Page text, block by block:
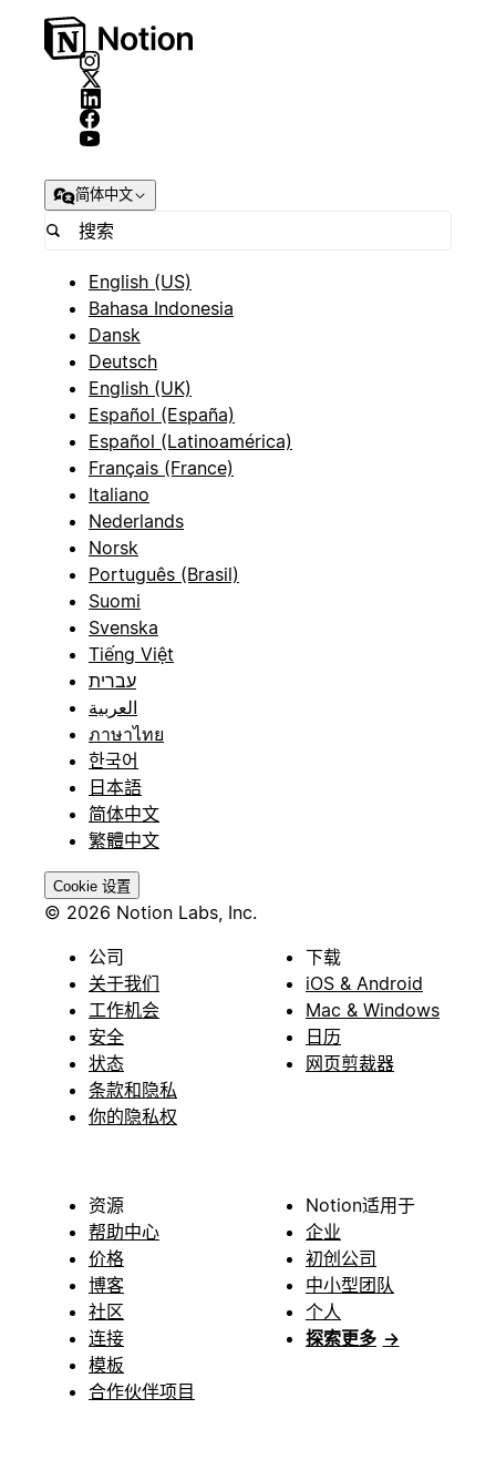
简体中文
English (US)
Bahasa Indonesia
Dansk
Deutsch
English (UK)
Español (España)
Español (Latinoamérica)
Français (France)
Italiano
Nederlands
Norsk
Português (Brasil)
Suomi
Svenska
Tiếng Việt
עברית
العربية
ภาษาไทย
한국어
日本語
简体中文
繁體中文
Cookie 设置
© 2026 Notion Labs, Inc.
公司
关于我们
工作机会
安全
状态
条款和隐私
你的隐私权
下载
iOS & Android
Mac & Windows
日历
网页剪裁器
资源
帮助中心
价格
博客
社区
连接
模板
合作伙伴项目
Notion适用于
企业
初创公司
中小型团队
个人
探索更多 →